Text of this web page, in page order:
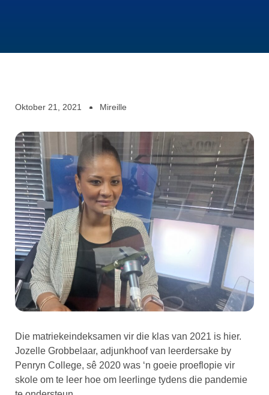
Oktober 21, 2021 Mireille
Die matriekeindeksamen vir die klas van 2021 is hier.
Jozelle Grobbelaar, adjunkhoof van leerdersake by
Penryn College, sê 2020 was ‘n goeie proeflopie vir
skole om te leer hoe om leerlinge tydens die pandemie